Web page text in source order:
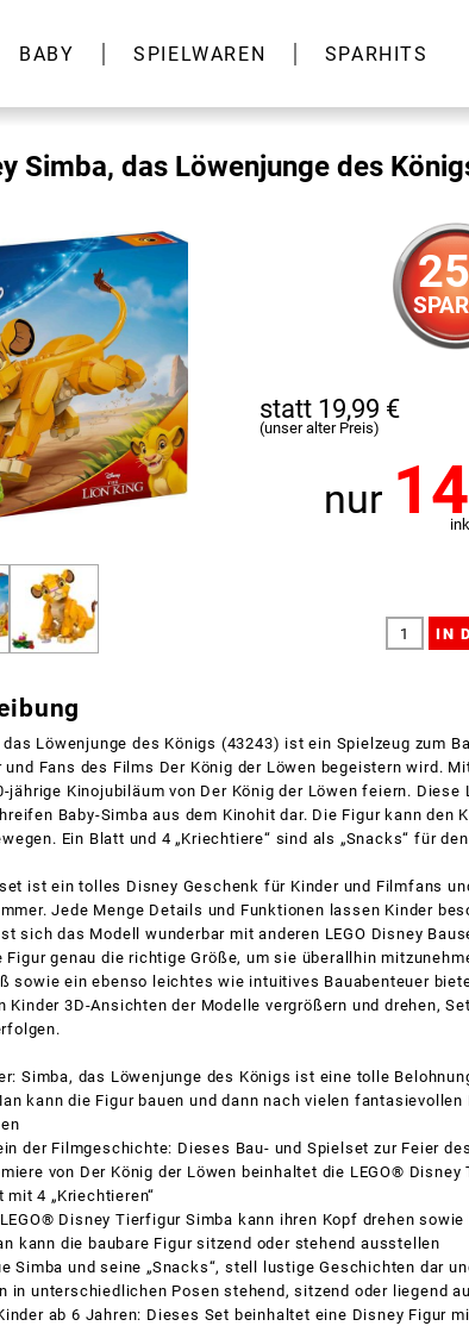
BABY SPIELWAREN SPARHITS
Simba, das Löwenjunge des
statt 19,99 €
(unser alter Preis)
nur
Löwenjunge des Königs (43243) ist ein Spielzeug zum
Fans des Films Der König der Löwen begeistern wird.
jährige Kinojubiläum von Der König der Löwen feiern. Diese
Baby-Simba aus dem Kinohit dar. Die Figur kann den
Ein Blatt und 4 „Kriechtiere“ sind als „Snacks“ für
ist ein tolles Disney Geschenk für Kinder und Filmfans
Jede Menge Details und Funktionen lassen Kinder
sich das Modell wunderbar mit anderen LEGO Disney
Figur genau die richtige Größe, um sie überallhin
sowie ein ebenso leichtes wie intuitives Bauabenteuer
Kinder 3D-Ansichten der Modelle vergrößern und drehen,
Simba, das Löwenjunge des Königs ist eine tolle
kann die Figur bauen und dann nach vielen fantasievollen
der Filmgeschichte: Dieses Bau- und Spielset zur Feier
von Der König der Löwen beinhaltet die LEGO® Disney
4 „Kriechtieren“
Disney Tierfigur Simba kann ihren Kopf drehen sowie
kann die baubare Figur sitzend oder stehend ausstellen
Simba und seine „Snacks“, stell lustige Geschichten dar
in unterschiedlichen Posen stehend, sitzend oder liegend
ab 6 Jahren: Dieses Set beinhaltet eine Disney Figur